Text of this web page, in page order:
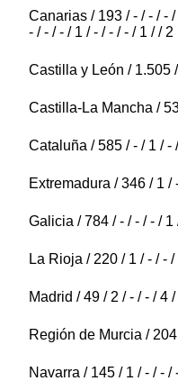
Canarias / 193 / - / - / -
- / - / - / 1 / - / - / - / 1 / / 2
Castilla y León / 1.505
Castilla-La Mancha /
Cataluña / 585 / - / 1 / -
Extremadura / 346 / 1 /
Galicia / 784 / - / - / - / 1
La Rioja / 220 / 1 / - / - /
Madrid / 49 / 2 / - / - / 4
Región de Murcia / 204
Navarra / 145 / 1 / - / - /